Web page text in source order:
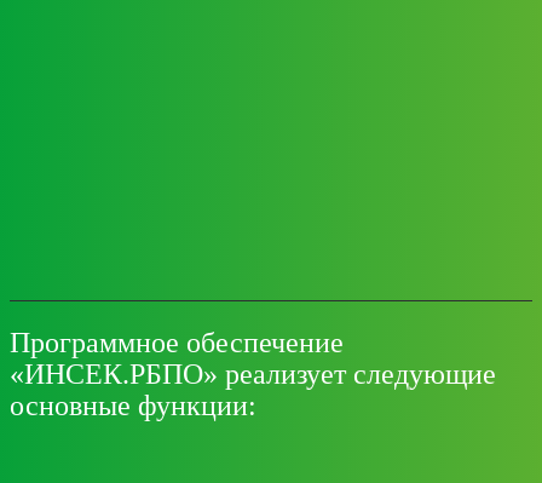
Программное обеспечение
«ИНСЕК.РБПО» реализует следующие
основные функции: